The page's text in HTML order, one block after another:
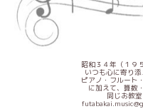
昭和３４年（１９
いつも心に寄り添
ピアノ・フルート
に加えて、算数
同じお教